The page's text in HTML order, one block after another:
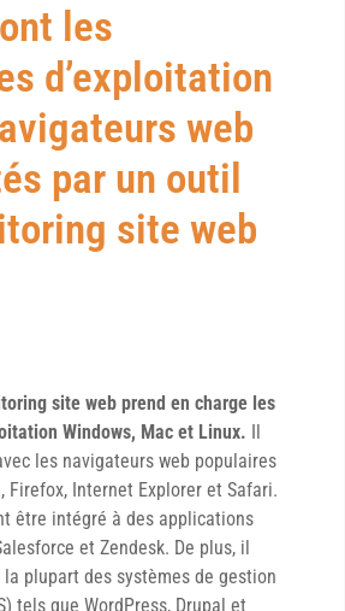
les
d’exploitation
web
par un outil
site web
site web prend en charge les
Windows, Mac et Linux.
les navigateurs web populaires
Firefox, Internet Explorer et Safari.
être intégré à des applications
et Zendesk. De plus, il
la plupart des systèmes de gestion
tels que WordPress, Drupal et